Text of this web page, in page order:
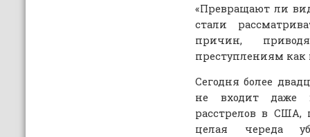
«Превращают ли
стали
причин,
преступлениям как
Сегодня более
не входит даже
расстрелов в США,
целая череда